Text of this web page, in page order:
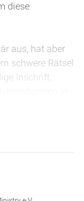
diese
aus, hat aber
schwere Rätsel
Inschrift.
sehen: Dort, wo
das